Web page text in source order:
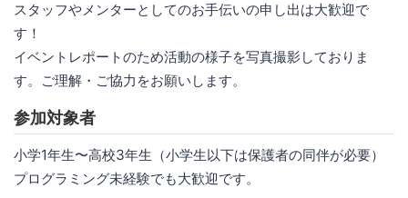
スタッフやメンターとしてのお手伝いの申し出は大歓迎で
す！
イベントレポートのため活動の様子を写真撮影しておりま
す。ご理解・ご協力をお願いします。
参加対象者
小学1年生〜高校3年生（小学生以下は保護者の同伴が必要）
プログラミング未経験でも大歓迎です。